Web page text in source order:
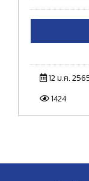
12 ม.ค.
1424